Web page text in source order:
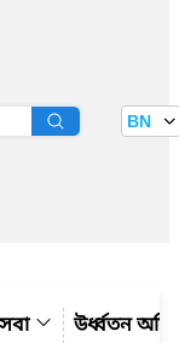
BN
উর্ধ্বতন